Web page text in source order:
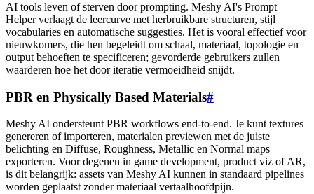
AI tools leven of sterven door prompting. Meshy AI's Prompt
Helper verlaagt de leercurve met herbruikbare structuren, stijl
vocabularies en automatische suggesties. Het is vooral effectief voor
nieuwkomers, die hen begeleidt om schaal, materiaal, topologie en
output behoeften te specificeren; gevorderde gebruikers zullen
waarderen hoe het door iteratie vermoeidheid snijdt.
PBR en Physically Based Materials#
Meshy AI ondersteunt PBR workflows end-to-end. Je kunt textures
genereren of importeren, materialen previewen met de juiste
belichting en Diffuse, Roughness, Metallic en Normal maps
exporteren. Voor degenen in game development, product viz of AR,
is dit belangrijk: assets van Meshy AI kunnen in standaard pipelines
worden geplaatst zonder materiaal vertaalhoofdpijn.